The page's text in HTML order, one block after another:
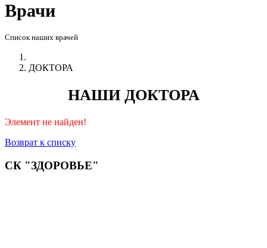
Врачи
Список наших врачей
ДОКТОРА
НАШИ ДОКТОРА
Элемент не найден!
Возврат к списку
СК "ЗДОРОВЬЕ"